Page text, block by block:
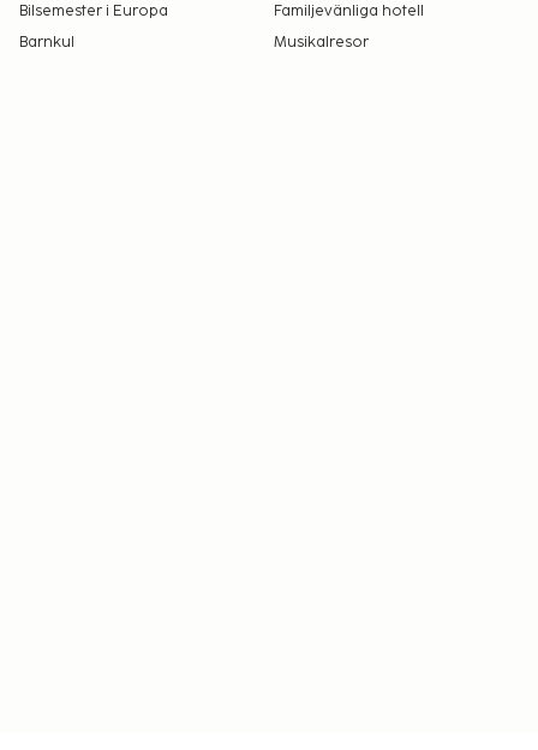
Bilsemester i Europa
Familjevänliga hotell
Barnkul
Musikalresor